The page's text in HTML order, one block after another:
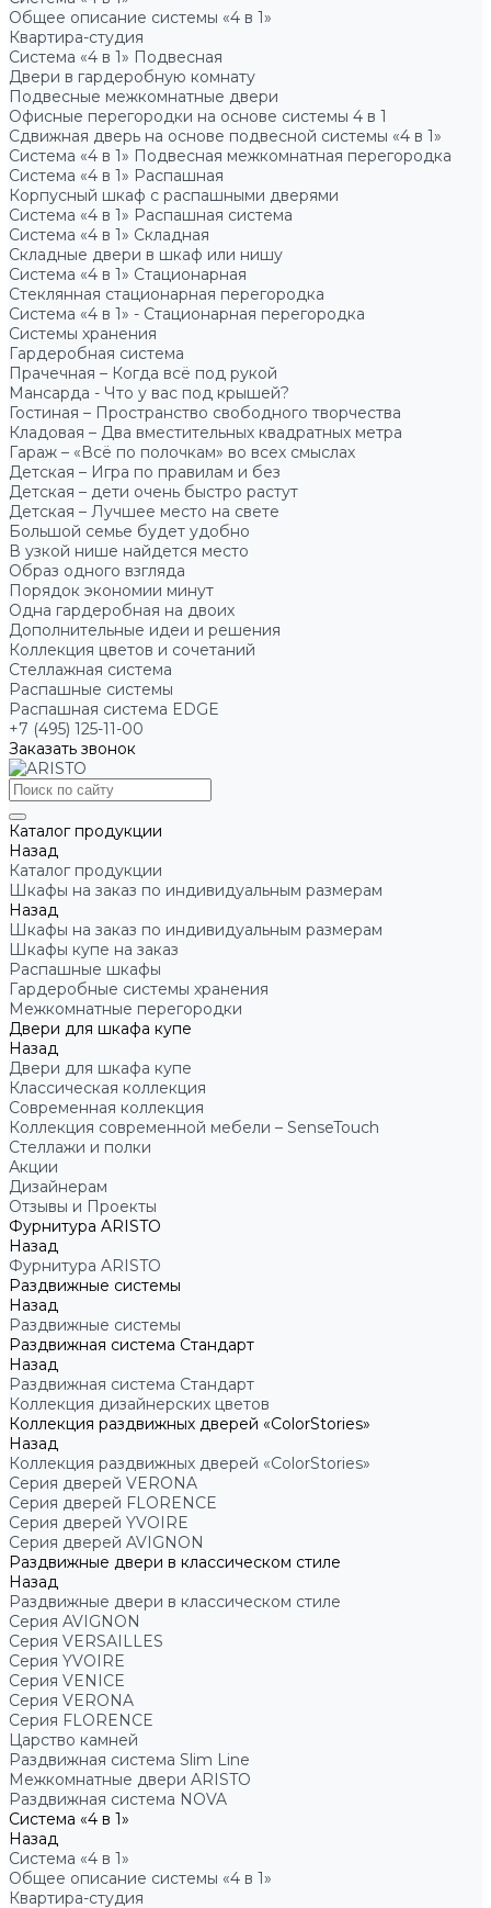
Общее описание системы «4 в 1»
Квартира-студия
Система «4 в 1» Подвесная
Двери в гардеробную комнату
Подвесные межкомнатные двери
Офисные перегородки на основе системы 4 в 1
Сдвижная дверь на основе подвесной системы «4 в 1»
Система «4 в 1» Подвесная межкомнатная перегородка
Система «4 в 1» Распашная
Корпусный шкаф с распашными дверями
Система «4 в 1» Распашная система
Система «4 в 1» Складная
Складные двери в шкаф или нишу
Система «4 в 1» Стационарная
Стеклянная стационарная перегородка
Система «4 в 1» - Стационарная перегородка
Системы хранения
Гардеробная система
Прачечная – Когда всё под рукой
Мансарда - Что у вас под крышей?
Гостиная – Пространство свободного творчества
Кладовая – Два вместительных квадратных метра
Гараж – «Всё по полочкам» во всех смыслах
Детская – Игра по правилам и без
Детская – дети очень быстро растут
Детская – Лучшее место на свете
Большой семье будет удобно
В узкой нише найдется место
Образ одного взгляда
Порядок экономии минут
Одна гардеробная на двоих
Дополнительные идеи и решения
Коллекция цветов и сочетаний
Стеллажная система
Распашные системы
Распашная система EDGE
+7 (495) 125-11-00
Заказать звонок
Каталог продукции
Назад
Каталог продукции
Шкафы на заказ по индивидуальным размерам
Назад
Шкафы на заказ по индивидуальным размерам
Шкафы купе на заказ
Распашные шкафы
Гардеробные системы хранения
Межкомнатные перегородки
Двери для шкафа купе
Назад
Двери для шкафа купе
Классическая коллекция
Современная коллекция
Коллекция современной мебели – SenseTouch
Стеллажи и полки
Акции
Дизайнерам
Отзывы и Проекты
Фурнитура ARISTO
Назад
Фурнитура ARISTO
Раздвижные системы
Назад
Раздвижные системы
Раздвижная система Стандарт
Назад
Раздвижная система Стандарт
Коллекция дизайнерских цветов
Коллекция раздвижных дверей «ColorStories»
Назад
Коллекция раздвижных дверей «ColorStories»
Серия дверей VERONA
Серия дверей FLORENCE
Серия дверей YVOIRE
Серия дверей AVIGNON
Раздвижные двери в классическом стиле
Назад
Раздвижные двери в классическом стиле
Серия AVIGNON
Серия VERSAILLES
Серия YVOIRE
Серия VENICE
Серия VERONA
Серия FLORENCE
Царство камней
Раздвижная система Slim Line
Межкомнатные двери ARISTO
Раздвижная система NOVA
Система «4 в 1»
Назад
Система «4 в 1»
Общее описание системы «4 в 1»
Квартира-студия